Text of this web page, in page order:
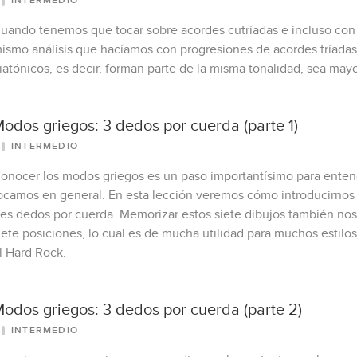
tenemos que tocar sobre acordes cutríadas e incluso
análisis que hacíamos con progresiones de acordes
es decir, forman parte de la misma tonalidad, sea
griegos: 3 dedos por cuerda (parte 1)
INTERMEDIO
los modos griegos es un paso importantísimo para
en general. En esta lección veremos cómo
dedos por cuerda. Memorizar estos siete dibujos también
posiciones, lo cual es de mucha utilidad para muchos
Hard Rock.
griegos: 3 dedos por cuerda (parte 2)
INTERMEDIO